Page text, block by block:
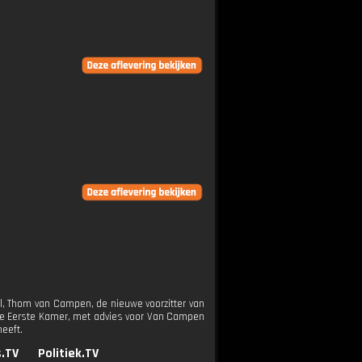
van Campen, de nieuwe voorzitter van
Eerste Kamer, met advies voor Van Campen
Politiek.TV